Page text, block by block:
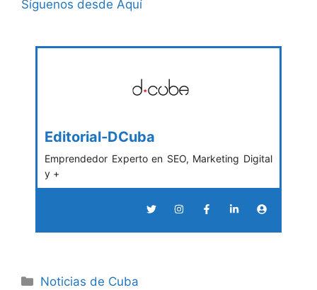
Síguenos desde Aquí
Editorial-DCuba
Emprendedor Experto en SEO, Marketing Digital
y +
Categories
Noticias de Cuba